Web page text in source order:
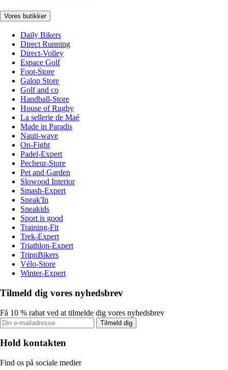
Vores butikker
Daily Bikers
Direct Running
Direct-Volley
Espace Golf
Foot-Store
Galop Store
Golf and co
Handball-Store
House of Rugby
La sellerie de Maé
Made in Paradis
Nauti-wave
On-Fight
Padel-Expert
Pecheur-Store
Pet and Garden
Slowood Interior
Smash-Expert
Sneak'In
Sneakids
Sport is good
Training-Fit
Trek-Expert
Triathlon-Expert
TripnBikers
Vélo-Store
Winter-Expert
Tilmeld dig vores nyhedsbrev
Få 10 % rabat ved at tilmelde dig vores nyhedsbrev
Tilmeld dig
Hold kontakten
Find os på sociale medier